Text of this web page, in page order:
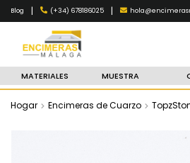
Blog | (+34) 678186025 |
MATERIALES MUESTRA
Hogar Encimeras de Cuarzo